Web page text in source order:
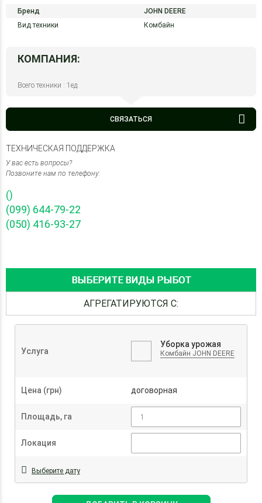
Бренд
JOHN DEERE
Вид техники
Комбайн
КОМПАНИЯ:
Всего техники : 1ед.
СВЯЗАТЬСЯ
ТЕХНИЧЕСКАЯ ПОДДЕРЖКА
У вас есть вопросы?
Позвоните нам по телефону:
()
(099) 644-79-22
(050) 416-93-27
ВЫБЕРИТЕ ВИДЫ РЫБОТ
АГРЕГАТИРУЮТСЯ С:
Услуга
Уборка урожая
Комбайн JOHN DEERE
Цена (грн) договорная
Площадь, га
Локация
Выберите дату